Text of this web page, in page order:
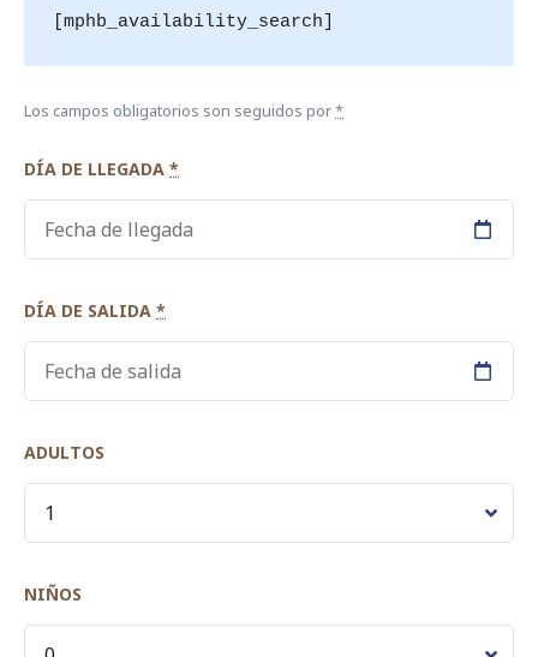
[mphb_availability_search]
Los campos obligatorios son seguidos por*
DÍA DE LLEGADA *
DÍA DE SALIDA *
ADULTOS
NIÑOS